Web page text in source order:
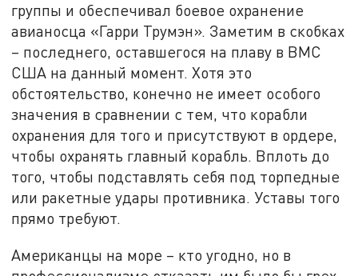
группы и обеспечивал боевое охранение
авианосца «Гарри Трумэн». Заметим в скобках
– последнего, оставшегося на плаву в ВМС
США на данный момент. Хотя это
обстоятельство, конечно не имеет особого
значения в сравнении с тем, что корабли
охранения для того и присутствуют в ордере,
чтобы охранять главный корабль. Вплоть до
того, чтобы подставлять себя под торпедные
или ракетные удары противника. Уставы того
прямо требуют.
Американцы на море – кто угодно, но в